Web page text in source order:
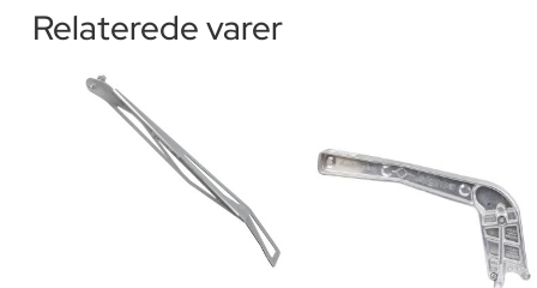
Relaterede varer